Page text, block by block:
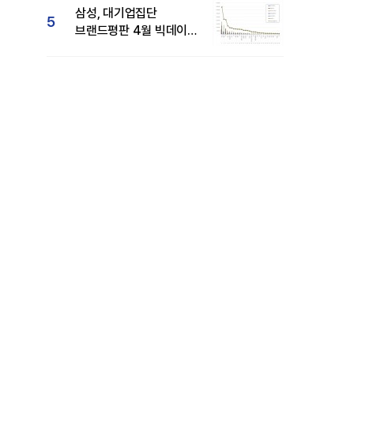
5
삼성, 대기업집단
브랜드평판 4월 빅데이터